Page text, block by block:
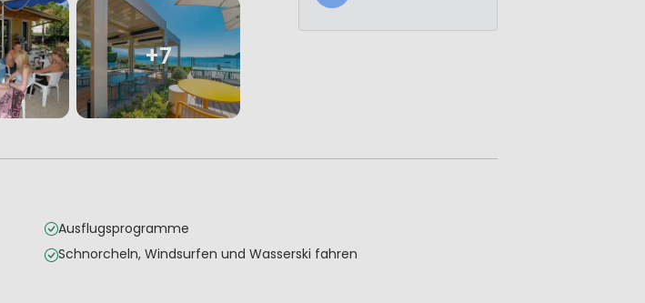
+7
Ausflugsprogramme
Schnorcheln, Windsurfen und Wasserski fahren